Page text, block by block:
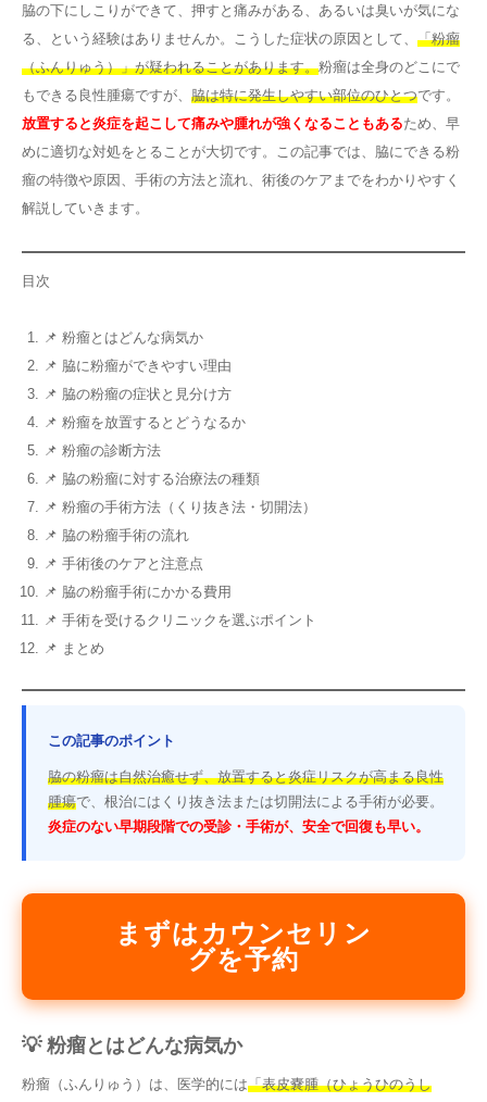
脇の下にしこりができて、押すと痛みがある、あるいは臭いが気にな
る、という経験はありませんか。こうした症状の原因として、 「粉瘤
（ふんりゅう）」が疑われることがあります。粉瘤は全身のどこにで
もできる良性腫瘍ですが、 脇は特に発生しやすい部位のひとつです。
放置すると炎症を起こして痛みや腫れが強くなることもあるため、早
めに適切な対処をとることが大切です。この記事では、脇にできる粉
瘤の特徴や原因、手術の方法と流れ、術後のケアまでをわかりやすく
解説していきます。
目次
📌 粉瘤とはどんな病気か
📌 脇に粉瘤ができやすい理由
📌 脇の粉瘤の症状と見分け方
📌 粉瘤を放置するとどうなるか
📌 粉瘤の診断方法
📌 脇の粉瘤に対する治療法の種類
📌 粉瘤の手術方法（くり抜き法・切開法）
📌 脇の粉瘤手術の流れ
📌 手術後のケアと注意点
📌 脇の粉瘤手術にかかる費用
📌 手術を受けるクリニックを選ぶポイント
📌 まとめ
この記事のポイント
脇の粉瘤は自然治癒せず、放置すると炎症リスクが高まる良性
腫瘍で、根治にはくり抜き法または切開法による手術が必要。
炎症のない早期段階での受診・手術が、安全で回復も早い。
まずはカウンセリン
グを予約
💡 粉瘤とはどんな病気か
粉瘤（ふんりゅう）は、医学的には「表皮嚢腫（ひょうひのうし